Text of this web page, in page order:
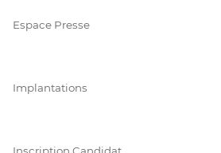
Espace Presse
Implantations